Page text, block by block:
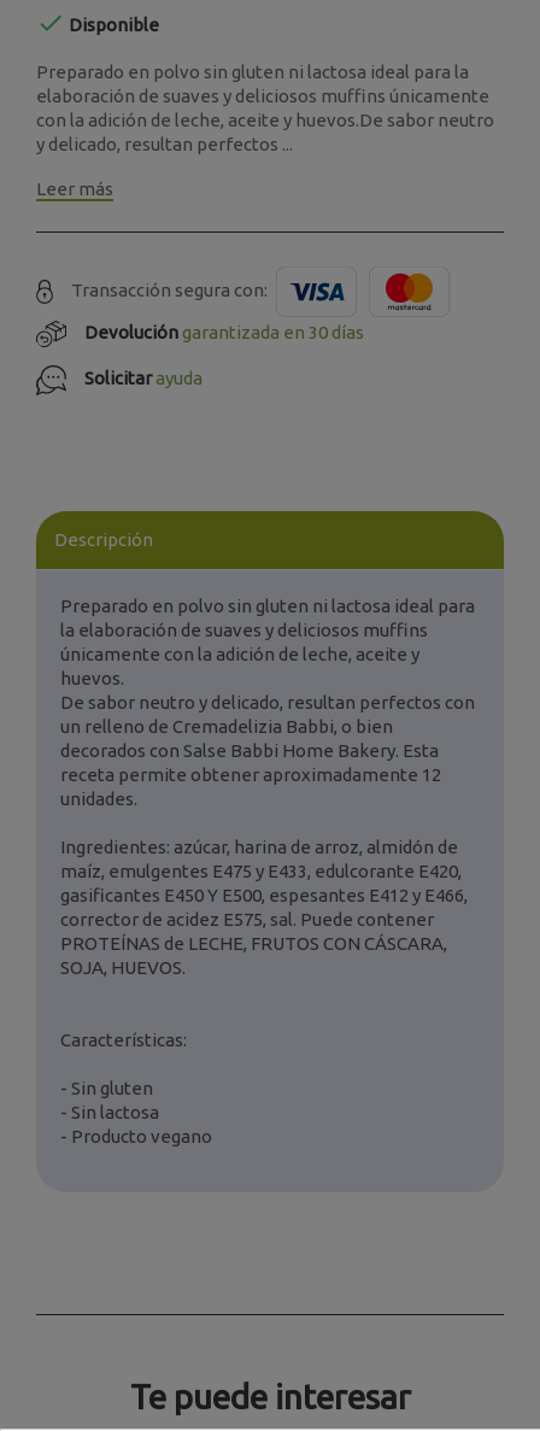
 Disponible
Preparado en polvo sin gluten ni lactosa ideal para la
elaboración de suaves y deliciosos muffins únicamente
con la adición de leche, aceite y huevos.De sabor neutro
y delicado, resultan perfectos ...
Leer más
Transacción segura con:
Devolucióngarantizada en 30 días
Solicitarayuda
Descripción
Preparado en polvo sin gluten ni lactosa ideal para
la elaboración de suaves y deliciosos muffins
únicamente con la adición de leche, aceite y
huevos.
De sabor neutro y delicado, resultan perfectos con
un relleno de Cremadelizia Babbi, o bien
decorados con Salse Babbi Home Bakery. Esta
receta permite obtener aproximadamente 12
unidades.
Ingredientes: azúcar, harina de arroz, almidón de
maíz, emulgentes E475 y E433, edulcorante E420,
gasificantes E450 Y E500, espesantes E412 y E466,
corrector de acidez E575, sal. Puede contener
PROTEÍNAS de LECHE, FRUTOS CON CÁSCARA,
SOJA, HUEVOS.
Características:
- Sin gluten
- Sin lactosa
- Producto vegano
Te puede interesar